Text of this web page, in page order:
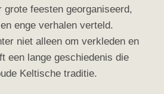
grote feesten georganiseerd,
enge verhalen verteld.
niet alleen om verkleden en
een lange geschiedenis die
Keltische traditie.